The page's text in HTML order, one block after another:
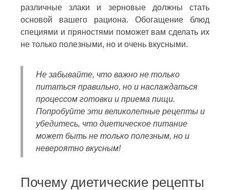
различные злаки и зерновые должны стать
основой вашего рациона. Обогащение блюд
специями и пряностями поможет вам сделать их
не только полезными, но и очень вкусными.
Не забывайте, что важно не только
питаться правильно, но и наслаждаться
процессом готовки и приема пищи.
Попробуйте эти великолепные рецепты и
убедитесь, что диетическое питание
может быть не только полезным, но и
невероятно вкусным!
Почему диетические рецепты